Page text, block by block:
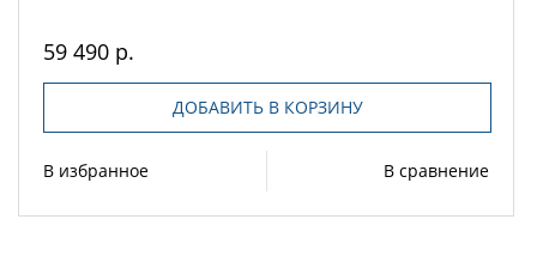
59 490 р.
ДОБАВИТЬ В КОРЗИНУ
В избранное В сравнение